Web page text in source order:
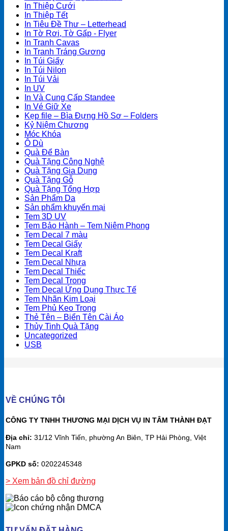
In Thiệp Cưới
In Thiệp Tết
In Tiêu Đề Thư – Letterhead
In Tờ Rơi, Tờ Gấp - Flyer
In Tranh Cavas
In Tranh Tráng Gương
In Túi Giấy
In Túi Nilon
In Túi Vải
In UV
In Và Cung Cấp Standee
In Vé Giữ Xe
Kẹp file – Bìa Đựng Hồ Sơ – Folders
Kỷ Niệm Chương
Móc Khóa
Ô Dù
Quà Để Bàn
Quà Tặng Công Nghệ
Quà Tặng Gia Dụng
Quà Tặng Gỗ
Quà Tặng Tổng Hợp
Sản Phẩm Da
Sản phẩm khuyến mại
Tem 3D UV
Tem Bảo Hành – Tem Niêm Phong
Tem Decal 7 màu
Tem Decal Giấy
Tem Decal Kraft
Tem Decal Nhựa
Tem Decal Thiếc
Tem Decal Trong
Tem Decal Ứng Dụng Thực Tế
Tem Nhãn Kim Loại
Tem Phủ Keo Trong
Thẻ Tên – Biển Tên Cài Áo
Thủy Tinh Quà Tặng
Uncategorized
USB
VỀ CHÚNG TÔI
CÔNG TY TNHH THƯƠNG MẠI DỊCH VỤ IN TÂM THÀNH ĐẠT
Địa chỉ: 31/12 Vĩnh Tiến, phường An Biên, TP Hải Phòng, Việt
Nam
GPKD số: 0202245348
> Xem bản đồ chỉ đường